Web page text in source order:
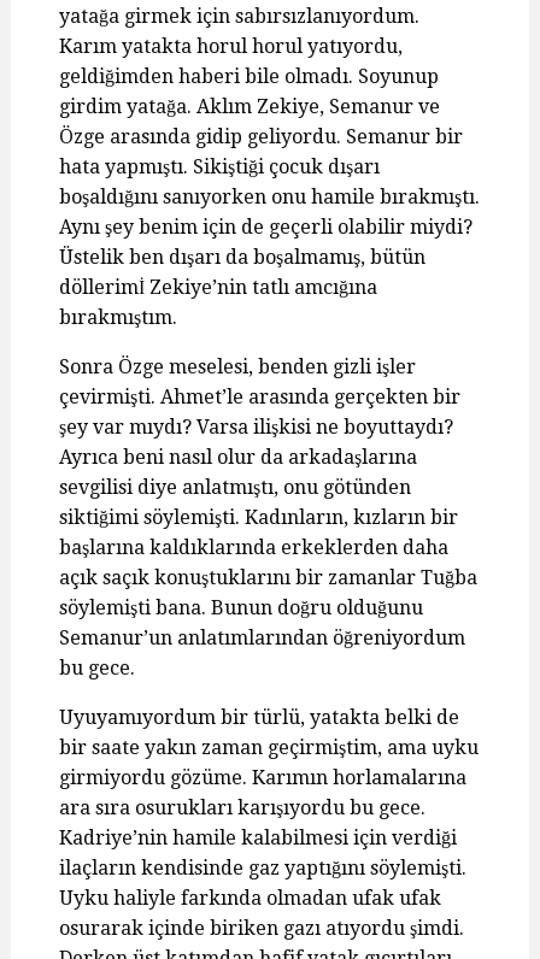
yatağa girmek için sabırsızlanıyordum.
Karım yatakta horul horul yatıyordu,
geldiğimden haberi bile olmadı. Soyunup
girdim yatağa. Aklım Zekiye, Semanur ve
Özge arasında gidip geliyordu. Semanur bir
hata yapmıştı. Sikiştiği çocuk dışarı
boşaldığını sanıyorken onu hamile bırakmıştı.
Aynı şey benim için de geçerli olabilir miydi?
Üstelik ben dışarı da boşalmamış, bütün
döllerimİ Zekiye’nin tatlı amcığına
bırakmıştım.
Sonra Özge meselesi, benden gizli işler
çevirmişti. Ahmet’le arasında gerçekten bir
şey var mıydı? Varsa ilişkisi ne boyuttaydı?
Ayrıca beni nasıl olur da arkadaşlarına
sevgilisi diye anlatmıştı, onu götünden
siktiğimi söylemişti. Kadınların, kızların bir
başlarına kaldıklarında erkeklerden daha
açık saçık konuştuklarını bir zamanlar Tuğba
söylemişti bana. Bunun doğru olduğunu
Semanur’un anlatımlarından öğreniyordum
bu gece.
Uyuyamıyordum bir türlü, yatakta belki de
bir saate yakın zaman geçirmiştim, ama uyku
girmiyordu gözüme. Karımın horlamalarına
ara sıra osurukları karışıyordu bu gece.
Kadriye’nin hamile kalabilmesi için verdiği
ilaçların kendisinde gaz yaptığını söylemişti.
Uyku haliyle farkında olmadan ufak ufak
osurarak içinde biriken gazı atıyordu şimdi.